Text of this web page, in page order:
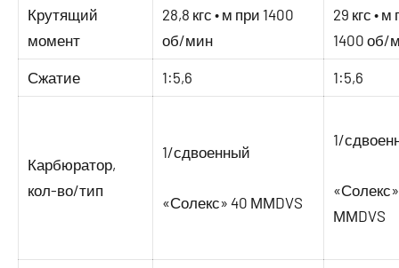
Крутящий
момент
28,8 кгс • м при 1400
об/мин
29 кгс • м
1400 об/
Сжатие 1:5,6 1:5,6
Карбюратор,
кол-во/тип
1/сдвоенный
«Солекс» 40 ММDVS
1/
ММDVS